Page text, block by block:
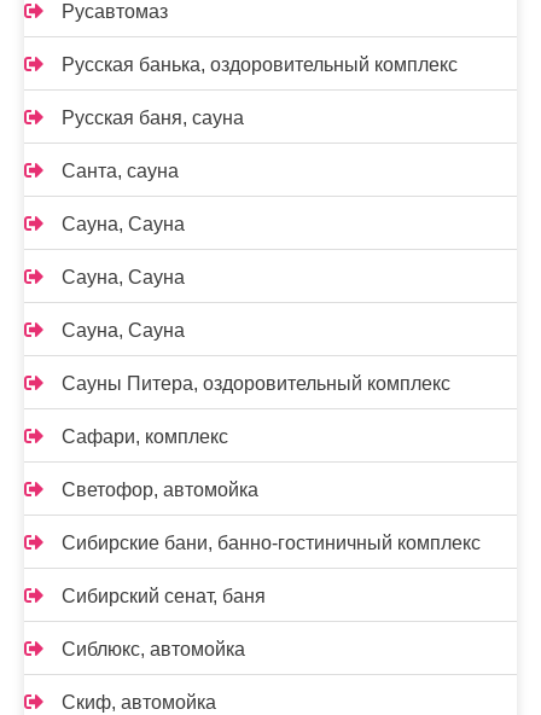
Русавтомаз
Русская банька, оздоровительный комплекс
Русская баня, сауна
Санта, сауна
Сауна, Сауна
Сауна, Сауна
Сауна, Сауна
Сауны Питера, оздоровительный комплекс
Сафари, комплекс
Светофор, автомойка
Сибирские бани, банно-гостиничный комплекс
Сибирский сенат, баня
Сиблюкс, автомойка
Скиф, автомойка